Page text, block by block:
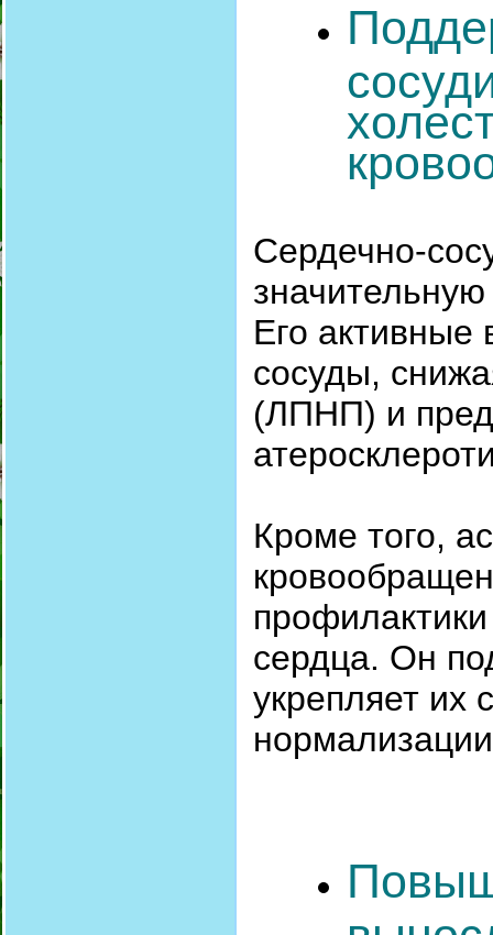
Сердечно-
Его активные
сосуды,
(ЛПНП) и
Кроме того,
сердца. Он
укрепляет их